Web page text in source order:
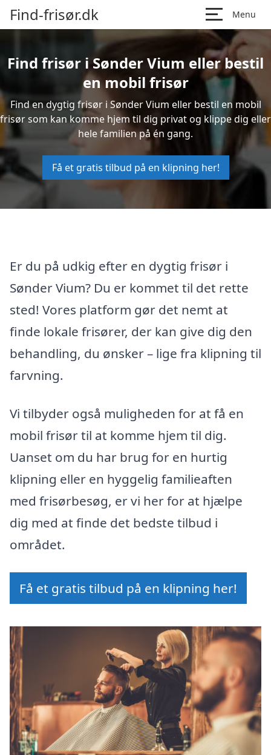
Find-frisør.dk Menu
Find frisør i Sønder Vium eller bestil
en mobil frisør
Find en dygtig frisør i Sønder Vium eller bestil en mobil
frisør som kan komme hjem til dig privat og klippe dig eller
hele familien på én gang.
Få et gratis tilbud på en klipning her!
Er du på udkig efter en dygtig frisør i
Sønder Vium? Du er kommet til det rette
sted! Vores platform gør det nemt at
finde lokale frisører, der kan give dig den
behandling, du ønsker – lige fra klipning til
farvning.
Vi tilbyder også muligheden for at få en
mobil frisør til at komme hjem til dig.
Uanset om du har brug for en hurtig
klipning eller en hyggelig familieaften
med frisørbesøg, er vi her for at hjælpe
dig med at finde det bedste tilbud i
området.
Få et gratis tilbud på en klipning her!